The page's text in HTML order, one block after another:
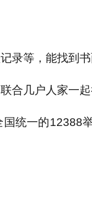
等，能找到书
几户人家一起
统一的12388